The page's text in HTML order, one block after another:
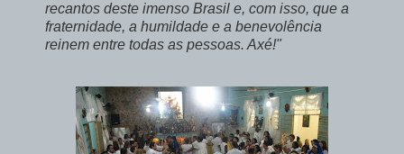
recantos deste imenso Brasil e, com isso, que a
fraternidade, a humildade e a benevolência
reinem entre todas as pessoas. Axé!"